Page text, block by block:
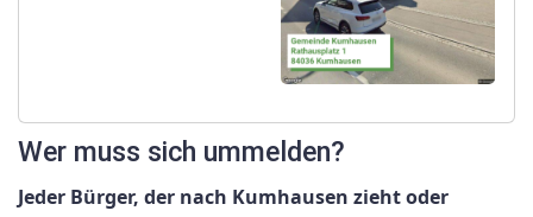
Wer muss sich ummelden?
Jeder Bürger, der nach Kumhausen zieht oder